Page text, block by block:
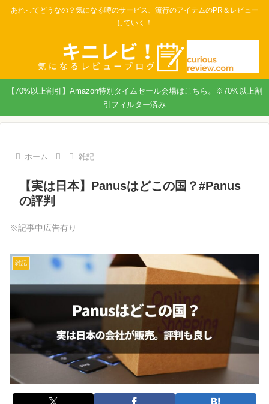
あれってどうなの？気になる噂のサービス、流行のアイテムのPR＆レビュー
していく！
【70%以上割引】Amazon特別タイムセール会場はこちら。※70%以上割
引フィルター済み
ホーム 雑記
【実は日本】Panusはどこの国？#Panus
の評判
※記事中広告有り
雑記